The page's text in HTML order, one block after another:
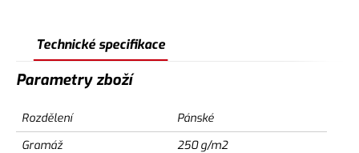
Technické specifikace
Parametry zboží
Rozdělení
Pánské
Gramáž
250 g/m2